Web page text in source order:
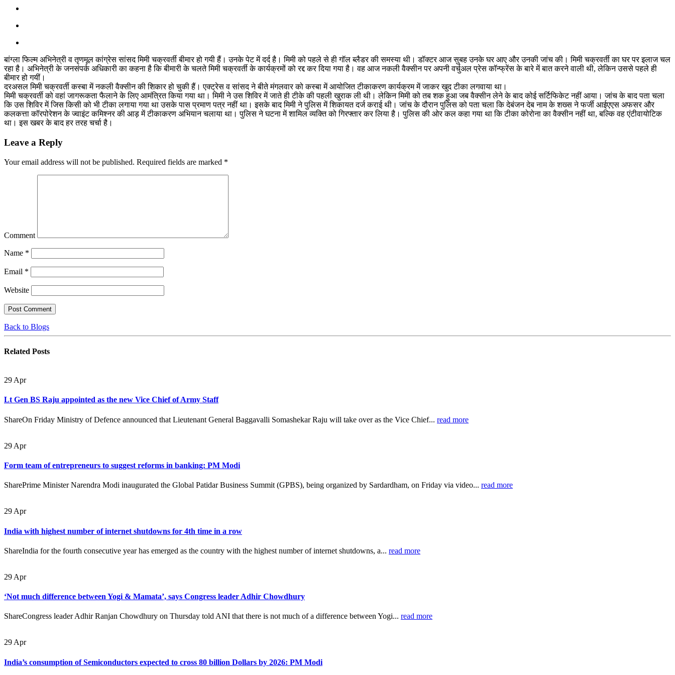
बांग्ला फिल्म अभिनेत्री व तृणमूल कांग्रेस सांसद मिमी चक्रवर्ती बीमार हो गयी हैं। उनके पेट में दर्द है। मिमी को पहले से ही गॉल ब्लैडर की समस्या थी। डॉक्टर आज सुबह उनके घर आए और उनकी जांच की। मिमी चक्रवर्ती का घर पर इलाज चल
रहा है। अभिनेत्री के जनसंपर्क अधिकारी का कहना है कि बीमारी के चलते मिमी चक्रवर्ती के कार्यक्रमों को रद्द कर दिया गया है। वह आज नकली वैक्सीन पर अपनी वर्चुअल प्रेस कॉन्फ्रेंस के बारे में बात करने वाली थी, लेकिन उससे पहले ही
बीमार हो गयीं।
दरअसल मिमी चक्रवर्ती कस्बा में नकली वैक्सीन की शिकार हो चुकी हैं। एक्ट्रेस व सांसद ने बीते मंगलवार को कस्बा में आयोजित टीकाकरण कार्यक्रम में जाकर खुद टीका लगवाया था।
मिमी चक्रवर्ती को वहां जागरूकता फैलाने के लिए आमंत्रित किया गया था। मिमी ने उस शिविर में जाते ही टीके की पहली खुराक ली थी। लेकिन मिमी को तब शक हुआ जब वैक्सीन लेने के बाद कोई सर्टिफिकेट नहीं आया। जांच के बाद पता चला
कि उस शिविर में जिस किसी को भी टीका लगाया गया था उसके पास प्रमाण पत्र नहीं था। इसके बाद मिमी ने पुलिस में शिकायत दर्ज कराई थी। जांच के दौरान पुलिस को पता चला कि देबंजन देब नाम के शख्स ने फर्जी आईएएस अफसर और
कलकत्ता कॉरपोरेशन के ज्वाइंट कमिश्नर की आड़ में टीकाकरण अभियान चलाया था। पुलिस ने घटना में शामिल व्यक्ति को गिरफ्तार कर लिया है। पुलिस की ओर कल कहा गया था कि टीका कोरोना का वैक्सीन नहीं था, बल्कि वह एंटीवायोटिक
था। इस खबर के बाद हर तरह चर्चा है।
Leave a Reply
Your email address will not be published. Required fields are marked *
Comment
Name *
Email *
Website
Back to Blogs
Related Posts
29 Apr
Lt Gen BS Raju appointed as the new Vice Chief of Army Staff
ShareOn Friday Ministry of Defence announced that Lieutenant General Baggavalli Somashekar Raju will take over as the Vice Chief... read more
29 Apr
Form team of entrepreneurs to suggest reforms in banking: PM Modi
SharePrime Minister Narendra Modi inaugurated the Global Patidar Business Summit (GPBS), being organized by Sardardham, on Friday via video... read more
29 Apr
India with highest number of internet shutdowns for 4th time in a row
ShareIndia for the fourth consecutive year has emerged as the country with the highest number of internet shutdowns, a... read more
29 Apr
‘Not much difference between Yogi & Mamata’, says Congress leader Adhir Chowdhury
ShareCongress leader Adhir Ranjan Chowdhury on Thursday told ANI that there is not much of a difference between Yogi... read more
29 Apr
India’s consumption of Semiconductors expected to cross 80 billion Dollars by 2026: PM Modi